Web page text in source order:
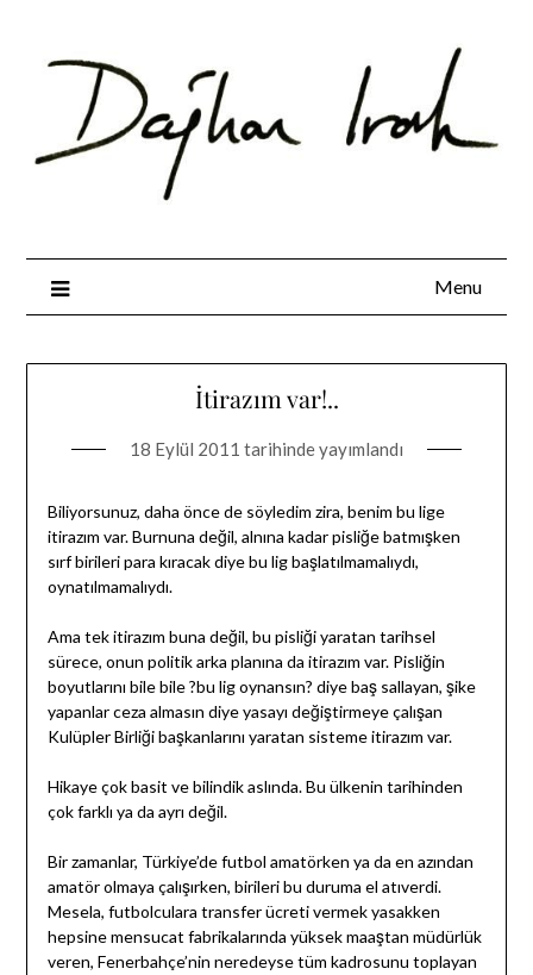
content
Menu
İtirazım var!..
18 Eylül 2011 tarihinde yayımlandı
Biliyorsunuz, daha önce de söyledim zira, benim bu lige
itirazım var. Burnuna değil, alnına kadar pisliğe batmışken
sırf birileri para kıracak diye bu lig başlatılmamalıydı,
oynatılmamalıydı.
Ama tek itirazım buna değil, bu pisliği yaratan tarihsel
sürece, onun politik arka planına da itirazım var. Pisliğin
boyutlarını bile bile ?bu lig oynansın? diye baş sallayan, şike
yapanlar ceza almasın diye yasayı değiştirmeye çalışan
Kulüpler Birliği başkanlarını yaratan sisteme itirazım var.
Hikaye çok basit ve bilindik aslında. Bu ülkenin tarihinden
çok farklı ya da ayrı değil.
Bir zamanlar, Türkiye’de futbol amatörken ya da en azından
amatör olmaya çalışırken, birileri bu duruma el atıverdi.
Mesela, futbolculara transfer ücreti vermek yasakken
hepsine mensucat fabrikalarında yüksek maaştan müdürlük
veren, Fenerbahçe’nin neredeyse tüm kadrosunu toplayan